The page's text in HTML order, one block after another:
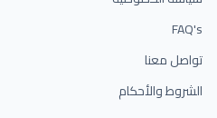
FAQ's
تواصل معنا
الشروط والأحكام